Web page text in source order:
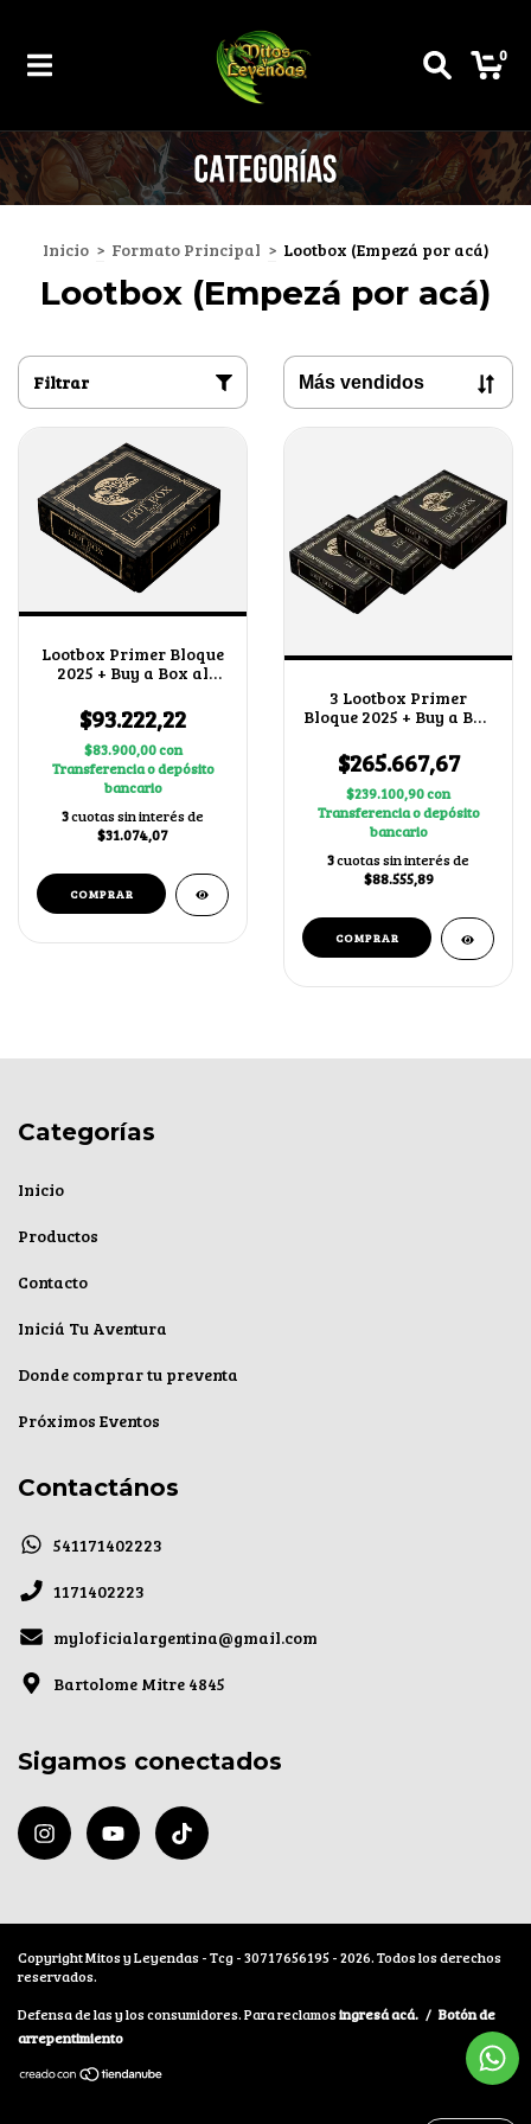
0
Inicio > Formato Principal > Lootbox (Empezá por acá)
Lootbox (Empezá por acá)
Filtrar
Lootbox Primer Bloque
2025 + Buy a Box al
$93.222,22
$83.900,00con
Transferencia o depósito
bancario
3cuotas sin interés de
$31.074,07
3 Lootbox Primer
Bloque 2025 + Buy a Box
$265.667,67
$239.100,90con
Transferencia o depósito
bancario
3cuotas sin interés de
$88.555,89
Categorías
Inicio
Productos
Contacto
Iniciá Tu Aventura
Donde comprar tu preventa
Próximos Eventos
Contactános
541171402223
1171402223
myloficialargentina@gmail.com
Bartolome Mitre 4845
Sigamos conectados
Copyright Mitos y Leyendas - Tcg - 30717656195 - 2026. Todos los derechos
reservados.
Defensa de las y los consumidores. Para reclamosingresá acá. / Botón de
arrepentimiento